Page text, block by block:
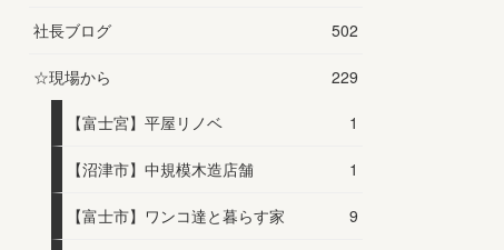
社長ブログ 502
☆現場から 229
【富士宮】平屋リノベ 1
【沼津市】中規模木造店舗 1
【富士市】ワンコ達と暮らす家 9